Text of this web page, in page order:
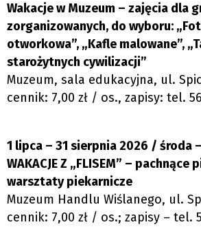
Wakacje w Muzeum – zajęcia dla
zorganizowanych, do wyboru:
otworkowa”, „Kafle malowane”,
starożytnych cywilizacji”
Muzeum, sala edukacyjna, ul.
cennik: 7,00 zł / os., zapisy: tel.
1 lipca – 31 sierpnia 2026 / środa
WAKACJE Z „FLISEM” – pachnące
warsztaty piekarnicze
Muzeum Handlu Wiślanego, ul.
cennik: 7,00 zł / os.; zapisy – tel.